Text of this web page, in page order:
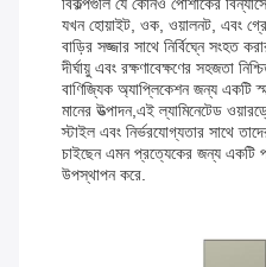
বিকল্পগুলি যে কোনও পোশাকের
যখন হোয়াইট, ওক, ওয়ালনট, এবং
বাড়ির সজ্জার সাথে নির্বিঘ্নে সংহত
দীর্ঘায়ু এবং রক্ষণাবেক্ষণের সহজতা
বাণিজ্যিক অ্যাপ্লিকেশন জন্য একটি
মানের উত্পাদন,এই ল্যামিনেটেড
স্টাইল এবং নির্ভরযোগ্যতার সাথে
চাইছেন এমন প্রত্যেকের জন্য একটি
উপস্থাপন করে.